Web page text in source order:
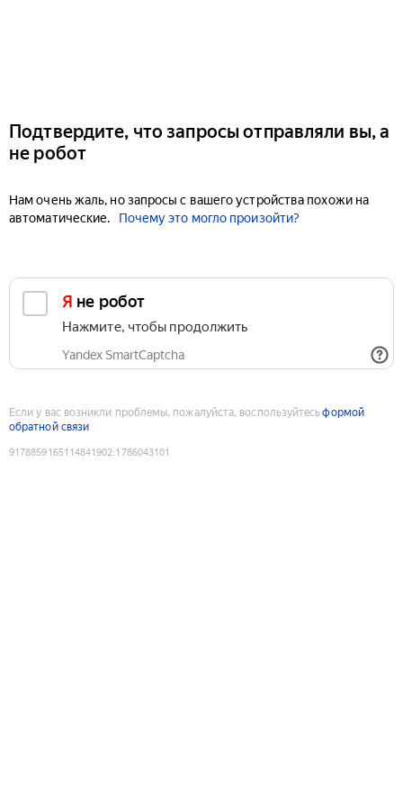
Подтвердите, что запросы отправляли вы, а
не робот
Нам очень жаль, но запросы с вашего устройства похожи на
автоматические.
Почему это могло произойти?
Я не робот
Нажмите, чтобы продолжить
Yandex SmartCaptcha
Если у вас возникли проблемы, пожалуйста, воспользуйтесьформой
обратной связи
9178859165114841902:1786043101